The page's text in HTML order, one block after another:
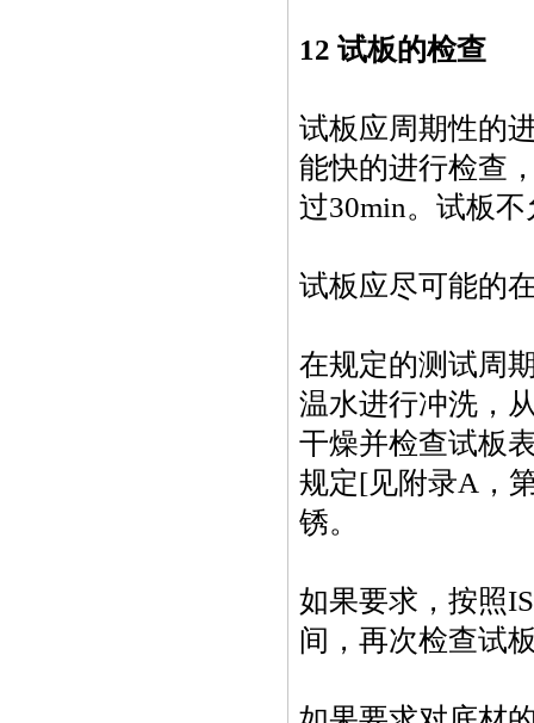
12 试板的检查
试板应周期性的
能快的进行检查
过30min。试板
试板应尽可能的
在规定的测试周
温水进行冲洗，
干燥并检查试板
规定[见附录A ，
锈。
如果要求，按照
间，再次检查试